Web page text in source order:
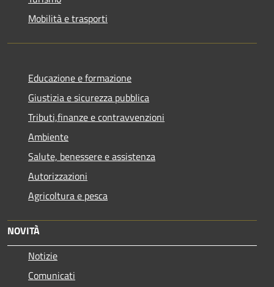
Mobilità e trasporti
Educazione e formazione
Giustizia e sicurezza pubblica
Tributi,finanze e contravvenzioni
Ambiente
Salute, benessere e assistenza
Autorizzazioni
Agricoltura e pesca
NOVITÀ
Notizie
Comunicati